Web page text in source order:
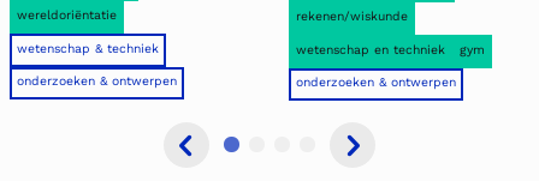
wereldoriëntatie
wetenschap & techniek
onderzoeken & ontwerpen
rekenen/wiskunde
wetenschap en techniek gym
onderzoeken & ontwerpen